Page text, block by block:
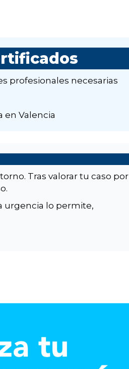
profesionales necesarias
en Valencia
Tras valorar tu caso por
urgencia lo permite,